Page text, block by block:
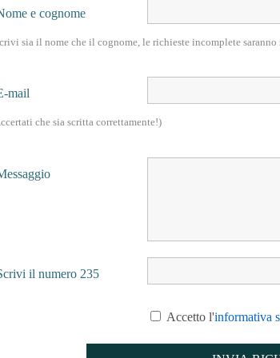
e cognome
sia il nome che il cognome, le richieste incomplete saranno
mail
che sia scritta correttamente!)
il numero 235
Accetto l'informativa